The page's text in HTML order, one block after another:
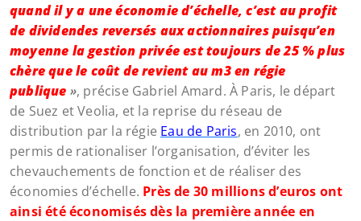
quand il y a une économie d’échelle, c’est au profit
de dividendes reversés aux actionnaires puisqu’en
moyenne la gestion privée est toujours de 25 % plus
chère que le coût de revient au m3 en régie
publique », précise Gabriel Amard. À Paris, le départ
de Suez et Veolia, et la reprise du réseau de
distribution par la régie Eau de Paris, en 2010, ont
permis de rationaliser l’organisation, d’éviter les
chevauchements de fonction et de réaliser des
économies d’échelle. Près de 30 millions d’euros ont
ainsi été économisés dès la première année en